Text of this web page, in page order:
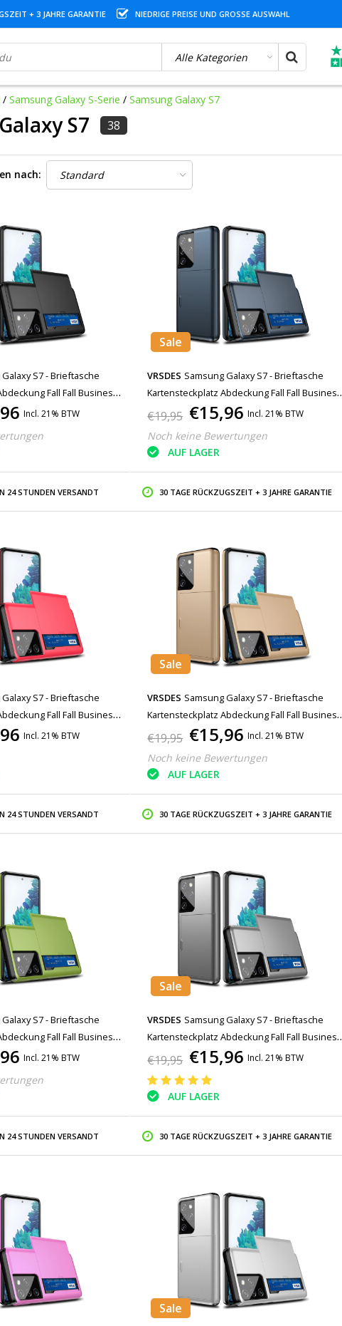
+ 3 JAHRE GARANTIE NIEDRIGE PREISE UND GROSSE AUSWAHL
/ Samsung Galaxy S-Serie / Samsung Galaxy S7
S7 38
nach:
S7 - Brieftasche
Fall Fall Business
Incl. 21% BTW
Sale
VRSDES Samsung Galaxy S7 - Brieftasche
Kartensteckplatz Abdeckung Fall Fall Business
Blue
€19,95 €15,96 Incl. 21% BTW
Noch keine Bewertungen
AUF LAGER
24 STUNDEN VERSANDT 30 TAGE RÜCKZUGSZEIT + 3 JAHRE GARANTIE
S7 - Brieftasche
Fall Fall Business
Incl. 21% BTW
Sale
VRSDES Samsung Galaxy S7 - Brieftasche
Kartensteckplatz Abdeckung Fall Fall Business
Gold
€19,95 €15,96 Incl. 21% BTW
Noch keine Bewertungen
AUF LAGER
24 STUNDEN VERSANDT 30 TAGE RÜCKZUGSZEIT + 3 JAHRE GARANTIE
S7 - Brieftasche
Fall Fall Business
Incl. 21% BTW
Sale
VRSDES Samsung Galaxy S7 - Brieftasche
Kartensteckplatz Abdeckung Fall Fall Business
Grau
€19,95 €15,96 Incl. 21% BTW
AUF LAGER
24 STUNDEN VERSANDT 30 TAGE RÜCKZUGSZEIT + 3 JAHRE GARANTIE
Sale